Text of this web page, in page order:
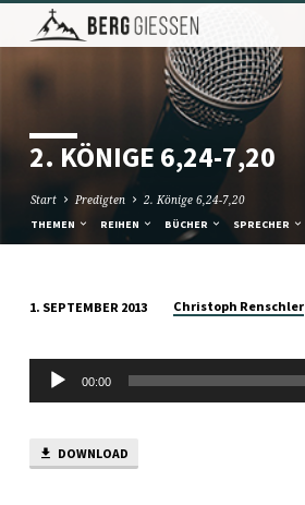
2. KÖNIGE 6,24-7,20
Start Predigten 2. Könige 6,24-7,20
THEMEN REIHEN BÜCHER SPRECHER
KÖNIGE
6,24-
7,20
1. SEPTEMBER 2013 Christoph Renschler
Audio-
Player
00:00
DOWNLOAD